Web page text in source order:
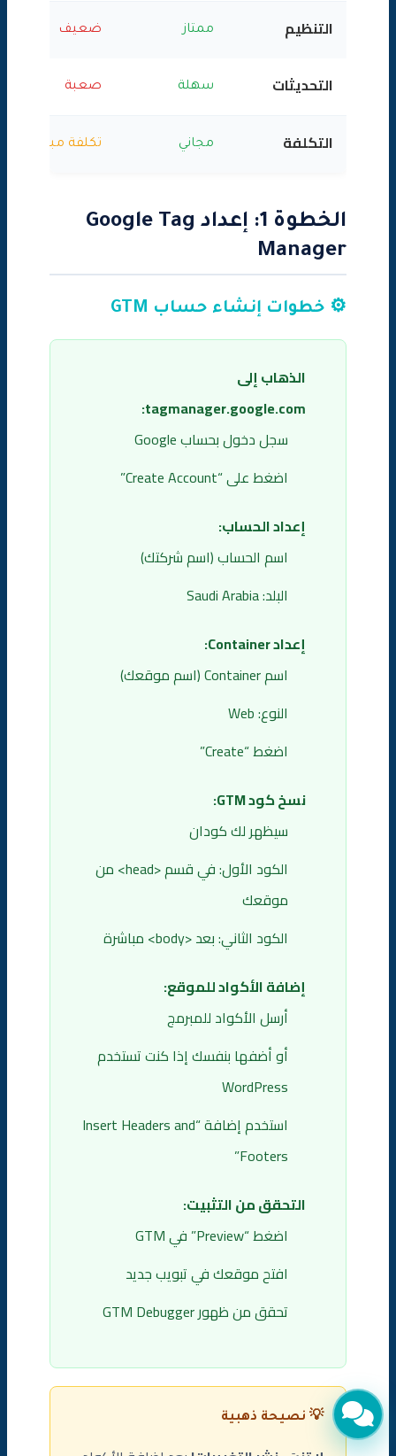
التنظيم ممتاز ضعيف
التحديثات سهلة صعبة
التكلفة مجاني تكلفة مبرمج
الخطوة 1: إعداد Google Tag
Manager
⚙️ خطوات إنشاء حساب GTM
الذهاب إلى
tagmanager.google.com:
سجل دخول بحساب Google
اضغط على “Create Account”
إعداد الحساب:
اسم الحساب (اسم شركتك)
البلد: Saudi Arabia
إعداد Container:
اسم Container (اسم موقعك)
النوع: Web
اضغط “Create”
نسخ كود GTM:
سيظهر لك كودان
الكود الأول: في قسم <head> من
موقعك
الكود الثاني: بعد <body> مباشرة
إضافة الأكواد للموقع:
أرسل الأكواد للمبرمج
أو أضفها بنفسك إذا كنت تستخدم
WordPress
استخدم إضافة “Insert Headers and
Footers”
التحقق من التثبيت:
اضغط “Preview” في GTM
افتح موقعك في تبويب جديد
تحقق من ظهور GTM Debugger
💡 نصيحة ذهبية